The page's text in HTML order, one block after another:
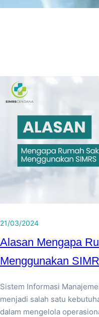
21/03/2024
Alasan Mengapa
Menggunakan
Sistem Informasi
menjadi salah satu
dalam mengelola